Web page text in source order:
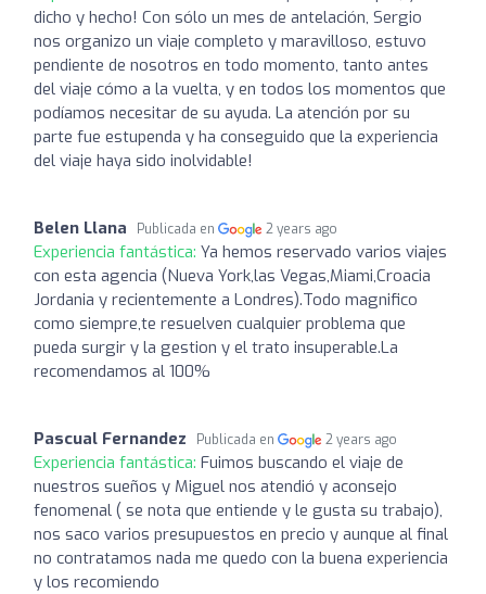
dicho y hecho! Con sólo un mes de antelación, Sergio
nos organizo un viaje completo y maravilloso, estuvo
pendiente de nosotros en todo momento, tanto antes
del viaje cómo a la vuelta, y en todos los momentos que
podíamos necesitar de su ayuda. La atención por su
parte fue estupenda y ha conseguido que la experiencia
del viaje haya sido inolvidable!
Belen Llana Publicada en 2 years ago
Experiencia fantástica: Ya hemos reservado varios viajes
con esta agencia (Nueva York,las Vegas,Miami,Croacia
Jordania y recientemente a Londres).Todo magnifico
como siempre,te resuelven cualquier problema que
pueda surgir y la gestion y el trato insuperable.La
recomendamos al 100%
Pascual Fernandez Publicada en 2 years ago
Experiencia fantástica: Fuimos buscando el viaje de
nuestros sueños y Miguel nos atendió y aconsejo
fenomenal ( se nota que entiende y le gusta su trabajo),
nos saco varios presupuestos en precio y aunque al final
no contratamos nada me quedo con la buena experiencia
y los recomiendo